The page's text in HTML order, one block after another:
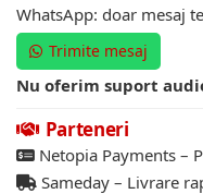
WhatsApp: doar mesaj
Trimite mesaj
Nu oferim suport
Parteneri
Netopia Payments –
Sameday – Livrare